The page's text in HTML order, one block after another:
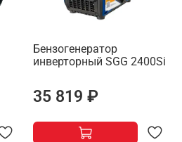
Бензогенератор
инверторный SGG 2400Si
35 819 ₽